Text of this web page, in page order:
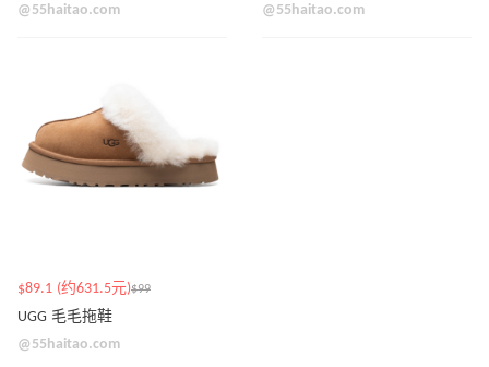
@55haitao.com
@55haitao.com
$89.1 (约631.5元)$99
UGG 毛毛拖鞋
@55haitao.com